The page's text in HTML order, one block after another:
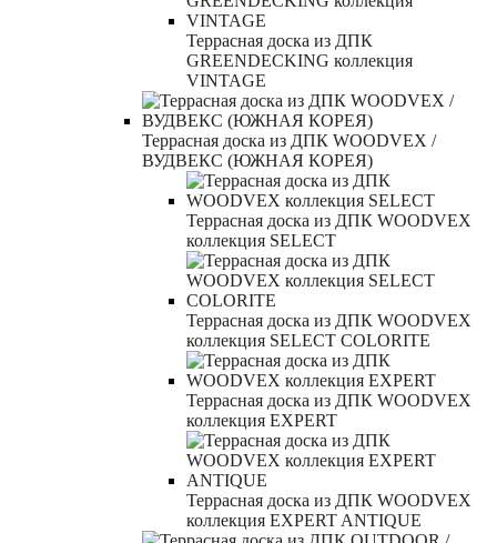
Террасная доска из ДПК
GREENDECKING коллекция
VINTAGE
Террасная доска из ДПК WOODVEX /
ВУДВЕКС (ЮЖНАЯ КОРЕЯ)
Террасная доска из ДПК WOODVEX
коллекция SELECT
Террасная доска из ДПК WOODVEX
коллекция SELECT COLORITE
Террасная доска из ДПК WOODVEX
коллекция EXPERT
Террасная доска из ДПК WOODVEX
коллекция EXPERT ANTIQUE